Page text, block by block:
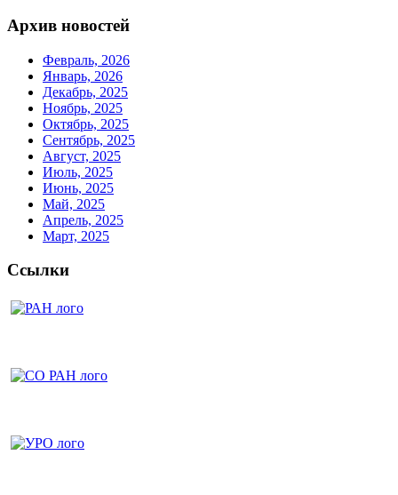
Архив новостей
Февраль, 2026
Январь, 2026
Декабрь, 2025
Ноябрь, 2025
Октябрь, 2025
Сентябрь, 2025
Август, 2025
Июль, 2025
Июнь, 2025
Май, 2025
Апрель, 2025
Март, 2025
Ссылки